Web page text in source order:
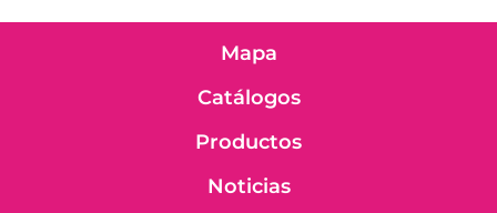
Mapa
Catálogos
Productos
Noticias